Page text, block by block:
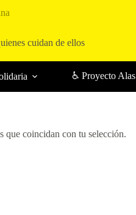
cuidan de ellos
♿ Proyecto Alas
que coincidan con tu selección.